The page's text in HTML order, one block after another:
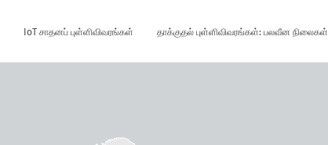
IoT சாதனப் புள்ளிவிவரங்கள் தாக்குதல் புள்ளிவிவரங்கள்: பலவீன நிலைகள்